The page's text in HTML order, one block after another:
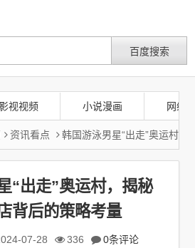
影视视频 小说漫画 网络
资讯看点 韩国游泳男星“出走”奥运村
“出走”奥运村，揭秘
背后的策略考量
07-28 336 0条评论